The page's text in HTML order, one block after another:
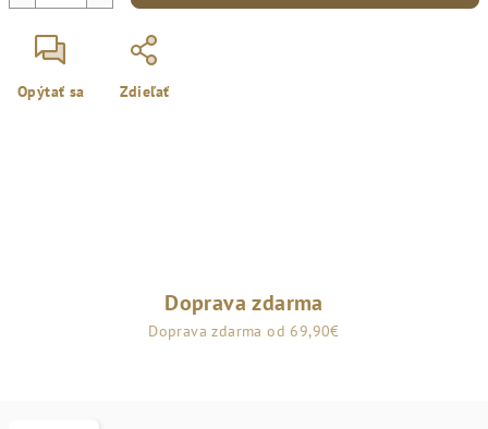
Opýtať sa Zdieľať
Doprava zdarma
Doprava zdarma od 69,90€